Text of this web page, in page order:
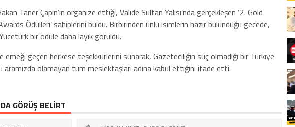
Taner Çapın’ın organize ettiği, Valide Sultan Yalısı’nda gerçekleşen ‘2. Gold
Ödülleri’ sahiplerini buldu. Birbirinden ünlü isimlerin hazır bulunduğu gecede,
bir ödüle daha layık görüldü.
emeği geçen herkese teşekkürlerini sunarak, Gazeteciliğin suç olmadığı bir Türkiye
aramızda olamayan tüm meslektaşları adına kabul ettiğini ifade etti.
GÖRÜŞ BELİRT